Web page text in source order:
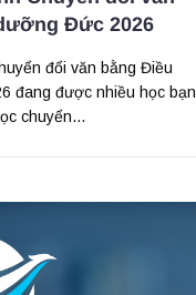
Đức 2026
đổi văn bằng Điều
đang được nhiều học bạn
chuyển...